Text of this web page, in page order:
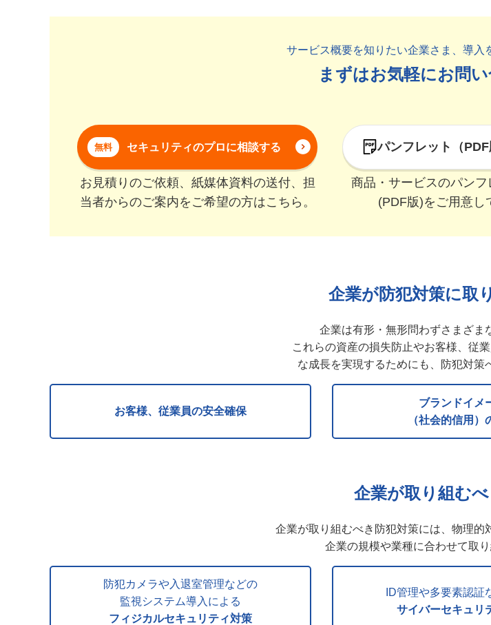
サービス概要を知りたい企業さま、 導入
まずはお気軽にお問
無料 セキュリティのプロに相談する
お見積りのご依頼、紙媒体資料の送付、 担
当者からのご案内をご希望の方はこちら。
パンフレット（
商品・サービスのパン
(PDF版)をご用意し
企業が防犯対策に取
企業は有形・無形問わずさまざま
これらの資産の損失防止やお客様、従
な成長を実現するためにも、防犯対策
お客様、従業員の安全確保
ブランドイメ
（社会的信用）
企業が取り組む
企業が取り組むべき防犯対策には、物理的
企業の規模や業種に合わせて取
防犯カメラや入退室管理などの
監視システム導入による
フィジカルセキュリティ対策
ID管理や多要素認証
サイバーセキュリ